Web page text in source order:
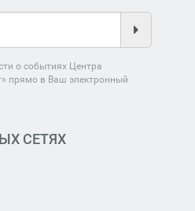
о событиях Центра
прямо в Ваш электронный
СЕТЯХ